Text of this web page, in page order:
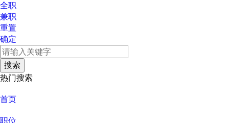
全职
兼职
重置
确定
热门搜索
首页
职位